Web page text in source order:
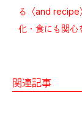
る〈and recipe
化・食にも関心
関連記事